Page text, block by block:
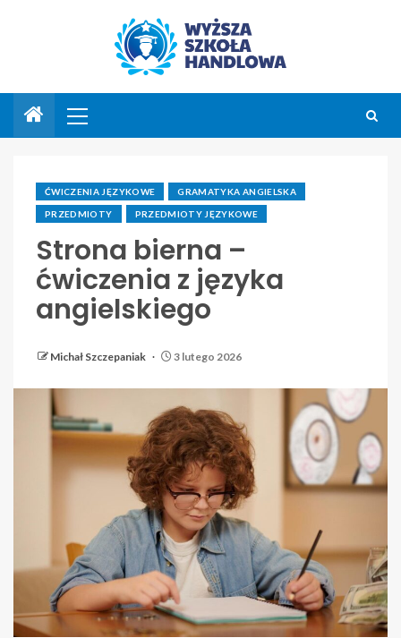
ĆWICZENIA JĘZYKOWE GRAMATYKA ANGIELSKA
PRZEDMIOTY PRZEDMIOTY JĘZYKOWE
Strona bierna –
ćwiczenia z języka
angielskiego
Michał Szczepaniak 3 lutego 2026